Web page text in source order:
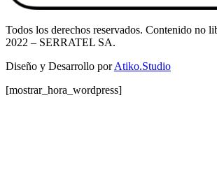
Todos los derechos reservados. Contenido no
2022 – SERRATEL SA.
Diseño y Desarrollo porAtiko.Studio
[mostrar_hora_wordpress]